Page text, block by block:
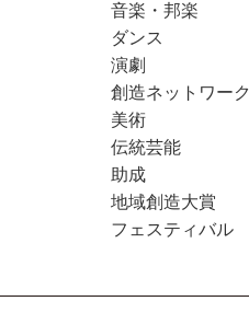
音楽・邦楽
ダンス
演劇
創造ネットワーク
美術
伝統芸能
助成
地域創造大賞
フェスティバル